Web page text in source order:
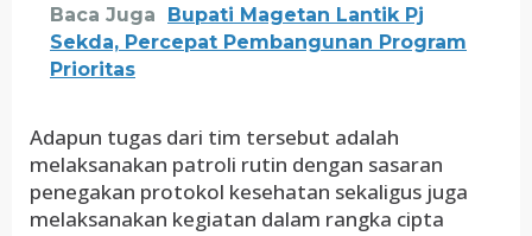
Baca Juga
Bupati Magetan Lantik Pj
Sekda, Percepat Pembangunan Program
Prioritas
Adapun tugas dari tim tersebut adalah
melaksanakan patroli rutin dengan sasaran
penegakan protokol kesehatan sekaligus juga
melaksanakan kegiatan dalam rangka cipta